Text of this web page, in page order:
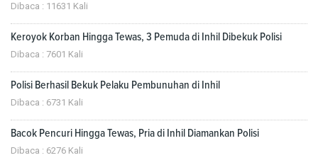
Dibaca : 11631 Kali
Keroyok Korban Hingga Tewas, 3 Pemuda di Inhil Dibekuk Polisi
Dibaca : 7601 Kali
Polisi Berhasil Bekuk Pelaku Pembunuhan di Inhil
Dibaca : 6731 Kali
Bacok Pencuri Hingga Tewas, Pria di Inhil Diamankan Polisi
Dibaca : 6276 Kali